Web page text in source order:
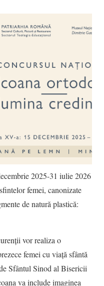
2025-31 iulie 2026
femei, canonizate
de natură plastică:
vor realiza o
femei cu viață sfântă
Sfântul Sinod al Bisericii
va include imaginea